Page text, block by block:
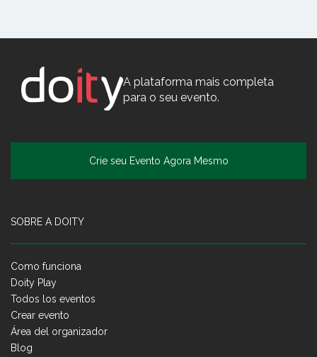
A plataforma mais completa
para o seu evento.
Crie seu Evento Agora Mesmo
SOBRE A DOITY
Como funciona
Doity Play
Todos los eventos
Crear evento
Área del organizador
Blog